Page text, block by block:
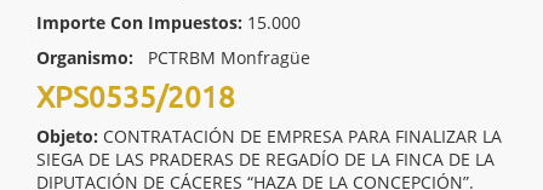
Importe Con Impuestos: 15.000
Organismo:
PCTRBM Monfragüe
XPS0535/2018
Objeto: CONTRATACIÓN DE EMPRESA PARA FINALIZAR LA
SIEGA DE LAS PRADERAS DE REGADÍO DE LA FINCA DE LA
DIPUTACIÓN DE CÁCERES “HAZA DE LA CONCEPCIÓN”.